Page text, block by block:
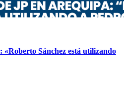
Sánchez está utilizando